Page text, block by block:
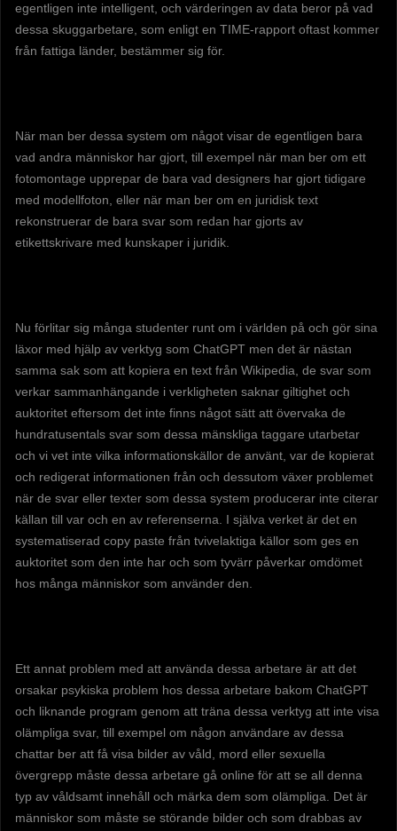
egentligen inte intelligent, och värderingen av data beror på vad
dessa skuggarbetare, som enligt en TIME-rapport oftast kommer
från fattiga länder, bestämmer sig för.
När man ber dessa system om något visar de egentligen bara
vad andra människor har gjort, till exempel när man ber om ett
fotomontage upprepar de bara vad designers har gjort tidigare
med modellfoton, eller när man ber om en juridisk text
rekonstruerar de bara svar som redan har gjorts av
etikettskrivare med kunskaper i juridik.
Nu förlitar sig många studenter runt om i världen på och gör sina
läxor med hjälp av verktyg som ChatGPT men det är nästan
samma sak som att kopiera en text från Wikipedia, de svar som
verkar sammanhängande i verkligheten saknar giltighet och
auktoritet eftersom det inte finns något sätt att övervaka de
hundratusentals svar som dessa mänskliga taggare utarbetar
och vi vet inte vilka informationskällor de använt, var de kopierat
och redigerat informationen från och dessutom växer problemet
när de svar eller texter som dessa system producerar inte citerar
källan till var och en av referenserna. I själva verket är det en
systematiserad copy paste från tvivelaktiga källor som ges en
auktoritet som den inte har och som tyvärr påverkar omdömet
hos många människor som använder den.
Ett annat problem med att använda dessa arbetare är att det
orsakar psykiska problem hos dessa arbetare bakom ChatGPT
och liknande program genom att träna dessa verktyg att inte visa
olämpliga svar, till exempel om någon användare av dessa
chattar ber att få visa bilder av våld, mord eller sexuella
övergrepp måste dessa arbetare gå online för att se all denna
typ av våldsamt innehåll och märka dem som olämpliga. Det är
människor som måste se störande bilder och som drabbas av